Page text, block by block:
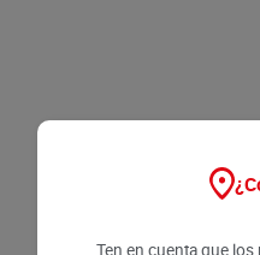
Ten en cuenta que